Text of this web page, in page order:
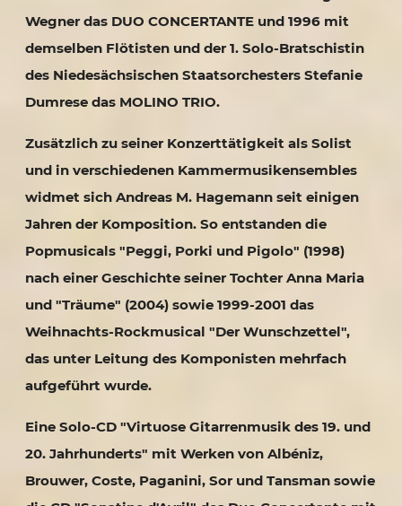
Wegner das DUO CONCERTANTE und 1996 mit
demselben Flötisten und der 1. Solo-Bratschistin
des Niedesächsischen Staatsorchesters Stefanie
Dumrese das MOLINO TRIO.
Zusätzlich zu seiner Konzerttätigkeit als Solist
und in verschiedenen Kammermusikensembles
widmet sich Andreas M. Hagemann seit einigen
Jahren der Komposition. So entstanden die
Popmusicals "Peggi, Porki und Pigolo" (1998)
nach einer Geschichte seiner Tochter Anna Maria
und "Träume" (2004) sowie 1999-2001 das
Weihnachts-Rockmusical "Der Wunschzettel",
das unter Leitung des Komponisten mehrfach
aufgeführt wurde.
Eine Solo-CD "Virtuose Gitarrenmusik des 19. und
20. Jahrhunderts" mit Werken von Albéniz,
Brouwer, Coste, Paganini, Sor und Tansman sowie